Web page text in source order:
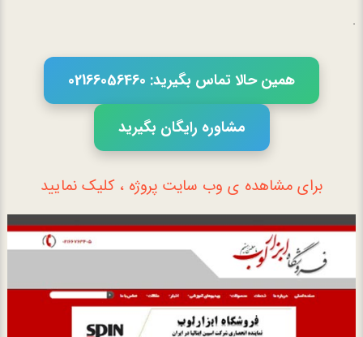
.
همین حالا تماس بگیرید: 02166056460
مشاوره رایگان بگیرید
برای مشاهده ی وب سایت پروژه ، کلیک نمایید